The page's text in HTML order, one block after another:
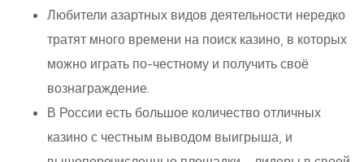
Любители азартных видов деятельности нередко
тратят много времени на поиск казино, в которых
можно играть по-честному и получить своё
вознаграждение.
В России есть большое количество отличных
казино с честным выводом выигрыша, и